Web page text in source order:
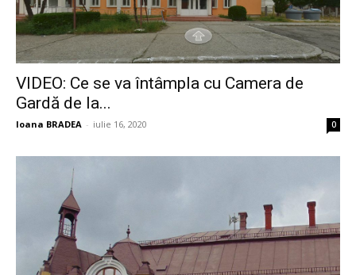
VIDEO: Ce se va întâmpla cu Camera de
Gardă de la...
Ioana BRADEA - iulie 16, 2020 0